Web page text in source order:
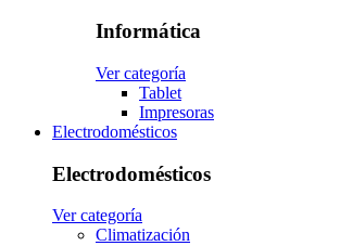
Informática
Ver categoría
Tablet
Impresoras
Electrodomésticos
Electrodomésticos
Ver categoría
Climatización